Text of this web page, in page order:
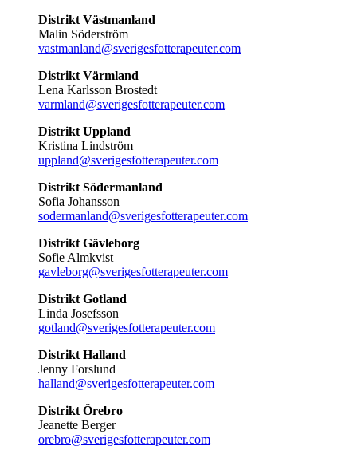
Distrikt Västmanland
Malin Söderström
vastmanland@sverigesfotterapeuter.com
Distrikt Värmland
Lena Karlsson Brostedt
varmland@sverigesfotterapeuter.com
Distrikt Uppland
Kristina Lindström
uppland@sverigesfotterapeuter.com
Distrikt Södermanland
Sofia Johansson
sodermanland@sverigesfotterapeuter.com
Distrikt Gävleborg
Sofie Almkvist
gavleborg@sverigesfotterapeuter.com
Distrikt Gotland
Linda Josefsson
gotland@sverigesfotterapeuter.com
Distrikt Halland
Jenny Forslund
halland@sverigesfotterapeuter.com
Distrikt Örebro
Jeanette Berger
orebro@sverigesfotterapeuter.com